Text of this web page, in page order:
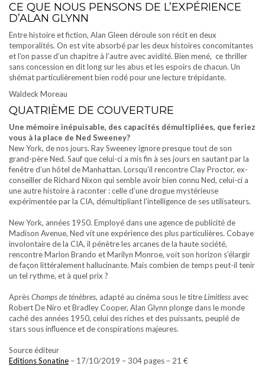
CE QUE NOUS PENSONS DE L’EXPÉRIENCE
D’ALAN GLYNN
Entre histoire et fiction, Alan Gleen déroule son récit en deux
temporalités. On est vite absorbé par les deux histoires concomitantes
et l’on passe d’un chapitre à l’autre avec avidité. Bien mené, ce thriller
sans concession en dit long sur les abus et les espoirs de chacun. Un
shémat particulièrement bien rodé pour une lecture trépidante.
Waldeck Moreau
QUATRIÈME DE COUVERTURE
Une mémoire inépuisable, des capacités démultipliées, que feriez
vous à la place de Ned Sweeney?
New York, de nos jours. Ray Sweeney ignore presque tout de son
grand-père Ned. Sauf que celui-ci a mis fin à ses jours en sautant par la
fenêtre d’un hôtel de Manhattan. Lorsqu’il rencontre Clay Proctor, ex-
conseiller de Richard Nixon qui semble avoir bien connu Ned, celui-ci a
une autre histoire à raconter : celle d’une drogue mystérieuse
expérimentée par la CIA, démultipliant l’intelligence de ses utilisateurs.
New York, années 1950. Employé dans une agence de publicité de
Madison Avenue, Ned vit une expérience des plus particulières. Cobaye
involontaire de la CIA, il pénètre les arcanes de la haute société,
rencontre Marlon Brando et Marilyn Monroe, voit son horizon s’élargir
de façon littéralement hallucinante. Mais combien de temps peut-il tenir
un tel rythme, et à quel prix ?
AprèsChamps de ténèbres, adapté au cinéma sous le titreLimitless avec
Robert De Niro et Bradley Cooper, Alan Glynn plonge dans le monde
caché des années 1950, celui des riches et des puissants, peuplé de
stars sous influence et de conspirations majeures.
Source éditeur
Editions Sonatine – 17/10/2019 – 304 pages – 21 €